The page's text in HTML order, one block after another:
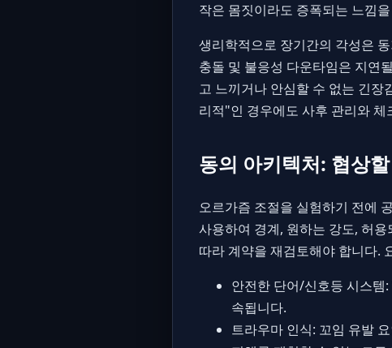
작은 몸짓이라도 증폭되는 느낌
생리학적으로 장기간의 각성은
충돌 및 불응성 다운타임은 지연
고 느끼거나 안심할 수 없는 긴장
리적"인 경우에도 사후 관리와
동의 아키텍처: 협상
오르가즘 조절을 실험하기 전에
사용하여 경계, 원하는 강도, 허
따라 계약을 재검토해야 합니다.
안전한 단어/신호등 시스
속됩니다.
트라우마 인식: 꼬임 유발